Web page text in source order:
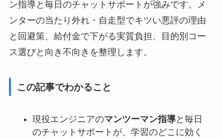
ン指導と毎日のチャットサポートが強みです。メ
ンターの当たり外れ・自走型でキツい悪評の理由
と回避策、給付金で下がる実質負担、目的別コー
ス選びと向き不向きを整理します。
この記事でわかること
現役エンジニアのマンツーマン指導と毎日
のチャットサポートが、学習のどこに効く